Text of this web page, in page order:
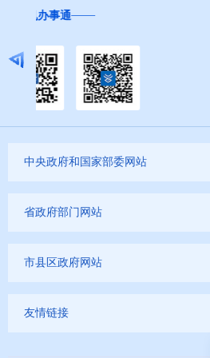
中央政府和国家部委网站
省政府部门网站
市县区政府网站
友情链接